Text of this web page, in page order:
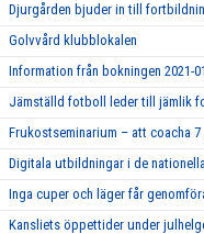
Djurgården bjuder in till
Golvvård klubblokalen
Information från bokningen 2021-
Jämställd fotboll leder till jämlik
Frukostseminarium – att coacha 7
Digitala utbildningar i de
Inga cuper och läger får
Kansliets öppettider under